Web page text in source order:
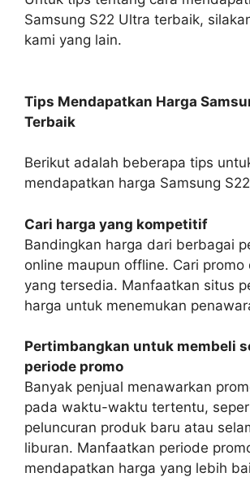
Samsung S22 Ultra terbaik,
kami yang lain.
Tips Mendapatkan Harga
Terbaik
Berikut adalah beberapa tips
mendapatkan harga Samsung
Cari harga yang kompetitif
Bandingkan harga dari berbagai
online maupun offline. Cari promo
yang tersedia. Manfaatkan situs
harga untuk menemukan
Pertimbangkan untuk membeli
periode promo
Banyak penjual menawarkan
pada waktu-waktu tertentu,
peluncuran produk baru atau
liburan. Manfaatkan periode
mendapatkan harga yang lebih